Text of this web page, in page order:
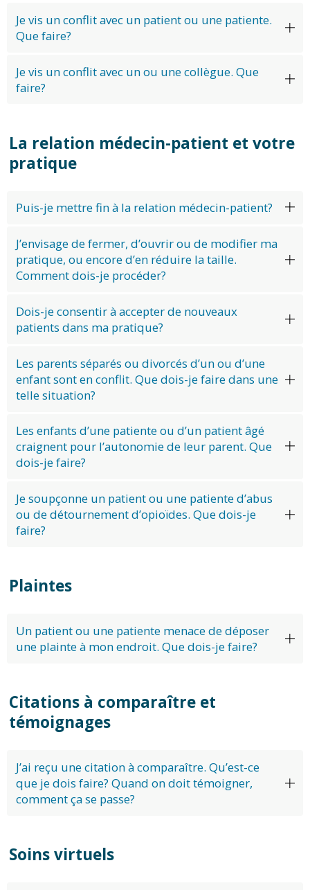
Je vis un conflit avec un patient ou une patiente.
Que faire?
Je vis un conflit avec un ou une collègue. Que
faire?
La relation médecin-patient et votre
pratique
Puis-je mettre fin à la relation médecin-patient?
J’envisage de fermer, d’ouvrir ou de modifier ma
pratique, ou encore d’en réduire la taille.
Comment dois-je procéder?
Dois-je consentir à accepter de nouveaux
patients dans ma pratique?
Les parents séparés ou divorcés d’un ou d’une
enfant sont en conflit. Que dois-je faire dans une
telle situation?
Les enfants d’une patiente ou d’un patient âgé
craignent pour l’autonomie de leur parent. Que
dois-je faire?
Je soupçonne un patient ou une patiente d’abus
ou de détournement d’opioïdes. Que dois-je
faire?
Plaintes
Un patient ou une patiente menace de déposer
une plainte à mon endroit. Que dois-je faire?
Citations à comparaître et
témoignages
J’ai reçu une citation à comparaître. Qu’est-ce
que je dois faire? Quand on doit témoigner,
comment ça se passe?
Soins virtuels